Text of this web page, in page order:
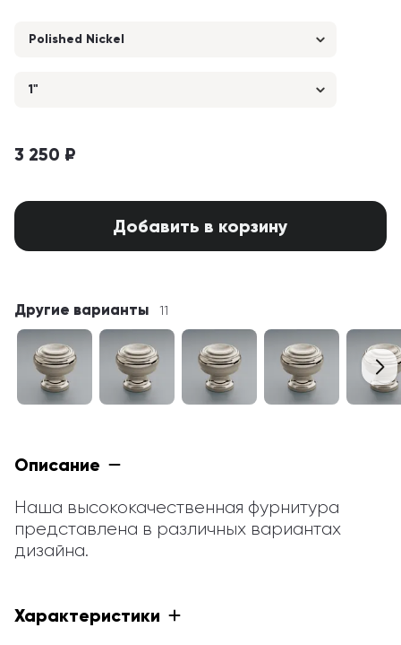
Polished Nickel
1"
3 250 ₽
Добавить в корзину
Другие варианты 11
Описание
Наша высококачественная фурнитура
представлена в различных вариантах
дизайна.
Характеристики